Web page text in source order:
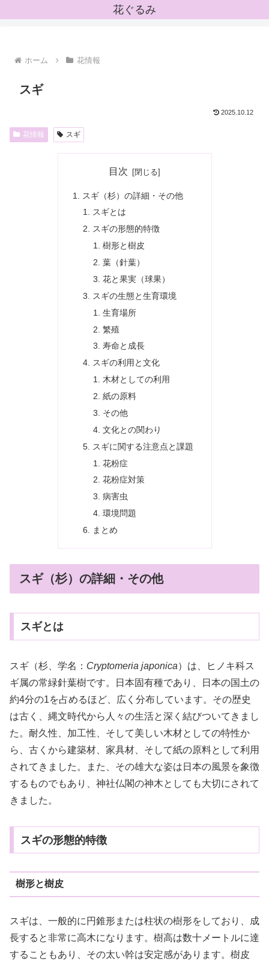
花ぐるみ
ホーム 花情報
スギ
2025.10.12
花情報 スギ
目次
スギ（杉）の詳細・その他
スギとは
スギの形態的特徴
樹形と樹皮
葉（針葉）
花と果実（球果）
スギの生態と生育環境
生育場所
繁殖
寿命と成長
スギの利用と文化
木材としての利用
紙の原料
その他
文化との関わり
スギに関する注意点と課題
花粉症
花粉症対策
病害虫
環境問題
まとめ
スギ（杉）の詳細・その他
スギとは
スギ（杉、学名： Cryptomeria japonica）は、ヒノキ科ス
ギ属の常緑針葉樹です。日本固有種であり、日本の国土の
約4分の1を占めるほど、広く分布しています。その歴史
は古く、縄文時代から人々の生活と深く結びついてきまし
た。耐久性、加工性、そして美しい木材としての特性か
ら、古くから建築材、家具材、そして紙の原料として利用
されてきました。また、その雄大な姿は日本の風景を象徴
するものでもあり、神社仏閣の神木としても大切にされて
きました。
スギの形態的特徴
樹形と樹皮
スギは、一般的に円錐形または柱状の樹形をしており、成
長すると非常に高木になります。樹高は数十メートルに達
することもあり、その太い幹は安定感があります。樹皮